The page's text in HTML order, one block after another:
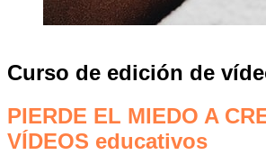
Curso de edición de
PIERDE EL MIEDO A
VÍDEOS educativos